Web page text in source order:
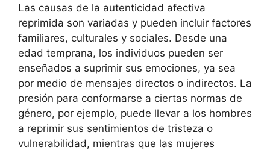
Las causas de la autenticidad afectiva
reprimida son variadas y pueden incluir factores
familiares, culturales y sociales. Desde una
edad temprana, los individuos pueden ser
enseñados a suprimir sus emociones, ya sea
por medio de mensajes directos o indirectos. La
presión para conformarse a ciertas normas de
género, por ejemplo, puede llevar a los hombres
a reprimir sus sentimientos de tristeza o
vulnerabilidad, mientras que las mujeres